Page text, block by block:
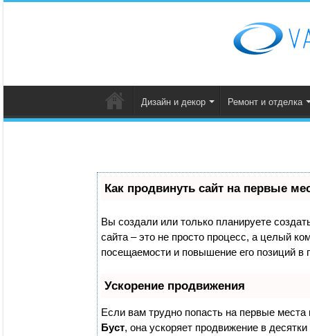
Дизайн и декор Ремонт и отделка
Как продвинуть сайт на первые
Вы создали или только планируете
сайта – это не просто процесс, а целый
посещаемости и повышение его позиций в
Ускорение продвижения
Если вам трудно попасть на первые места
Буст, она ускоряет продвижение в